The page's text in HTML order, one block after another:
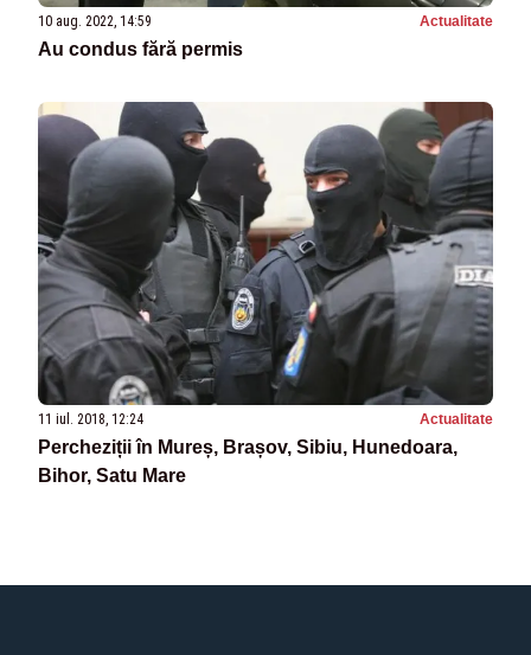
10 aug. 2022, 14:59 Actualitate
Au condus fără permis
11 iul. 2018, 12:24 Actualitate
Percheziții în Mureș, Brașov, Sibiu, Hunedoara,
Bihor, Satu Mare